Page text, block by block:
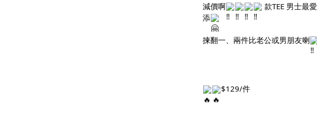
減價啊 款TEE 男士最愛
添
揀翻一、兩件比老公或男朋友喇
$129/件